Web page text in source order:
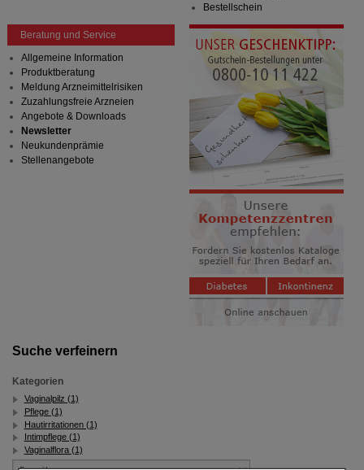
Suche verfeinern
Kategorien
Vaginalpilz (1)
Pflege (1)
Hautirritationen (1)
Intimpflege (1)
Vaginalflora (1)
Bestellschein
Beratung und Service
Allgemeine Information
Produktberatung
Meldung Arzneimittelrisiken
Zuzahlungsfreie Arzneien
Angebote & Downloads
Newsletter
Neukundenprämie
Stellenangebote